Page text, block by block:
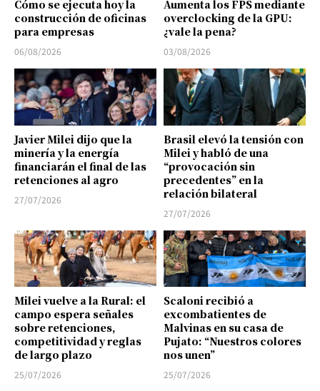
Cómo se ejecuta hoy la
construcción de oficinas
para empresas
06/08/2026
Aumenta los FPS mediante
overclocking de la GPU:
¿vale la pena?
03/08/2026
Javier Milei dijo que la
minería y la energía
financiarán el final de las
retenciones al agro
27/07/2026
Brasil elevó la tensión con
Milei y habló de una
“provocación sin
precedentes” en la
relación bilateral
27/07/2026
Milei vuelve a la Rural: el
campo espera señales
sobre retenciones,
competitividad y reglas
de largo plazo
25/07/2026
Scaloni recibió a
excombatientes de
Malvinas en su casa de
Pujato: “Nuestros colores
nos unen”
25/07/2026